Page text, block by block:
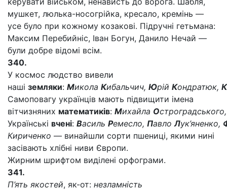
мушкет, люлька-носогрійка, кресало, кремінь —
усе було при кожному козакові. Підручні гетьмана:
Максим Перебийніс, Іван Богун, Данило Нечай —
були добре відомі всім.
340.
У космос людство вивели
наші земляки: Микола Кибальчич, Юрій Кондратюк, К
Самоповагу українців мають підвищити імена
вітчизняних математиків: Михайла О
Українські вчені: Василь Ремесло, ПавлоЛук’яненко,
Кириченко — винайшли сорти пшениці, якими нині
засівають хлібні ниви Європи.
Жирним шрифтом виділені орфограми.
341.
П’ять якостей, як-от: незламність